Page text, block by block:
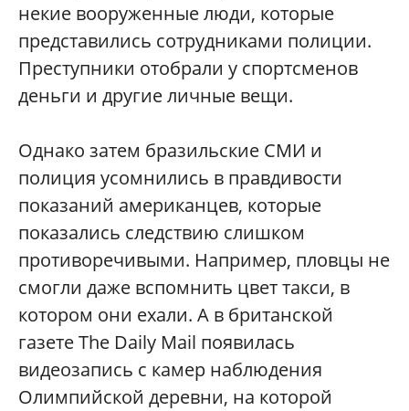
некие вооруженные люди, которые
представились сотрудниками полиции.
Преступники отобрали у спортсменов
деньги и другие личные вещи.
Однако затем бразильские СМИ и
полиция усомнились в правдивости
показаний американцев, которые
показались следствию слишком
противоречивыми. Например, пловцы не
смогли даже вспомнить цвет такси, в
котором они ехали. А в британской
газете The Daily Mail появилась
видеозапись с камер наблюдения
Олимпийской деревни, на которой